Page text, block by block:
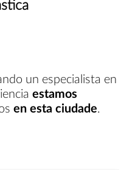
un especialista en
estamos
en esta ciudade.